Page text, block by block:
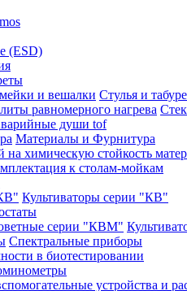
(ESD)
Стулья и
души tof
Материалы и Фурнитура
химическую стойкость
к столам-мойкам
Культиваторы серии "КВ"
Спектральные приборы
в биотестировании
устройства и